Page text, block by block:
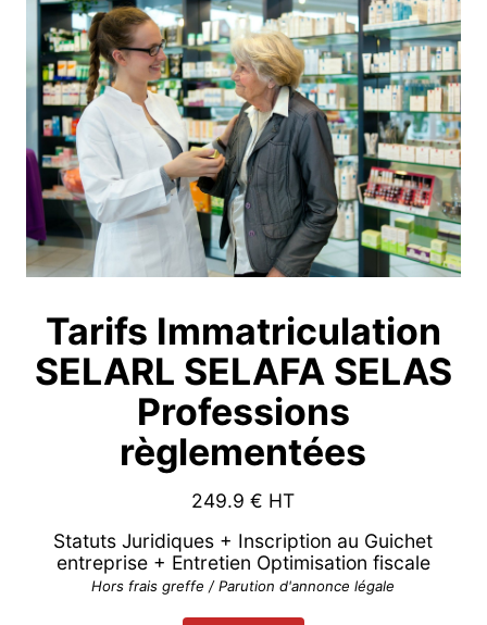
Tarifs Immatriculation
SELARL SELAFA SELAS
Professions
règlementées
249.9 € HT
Statuts Juridiques + Inscription au Guichet
entreprise + Entretien Optimisation fiscale
Hors frais greffe / Parution d'annonce légale